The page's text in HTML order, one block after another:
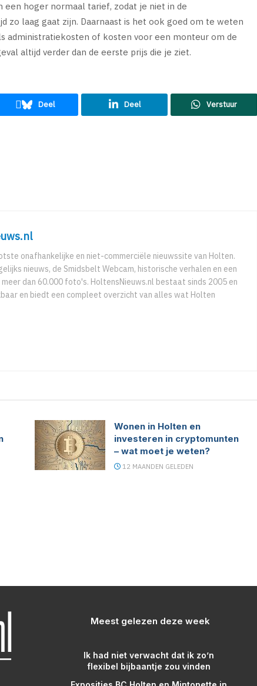
hoger normaal tarief, zodat je niet in de
laag gaat zijn. Daarnaast is het ook goed om te weten
administratiekosten of kosten voor een monteur om de
altijd verder dan de eerste prijs die je ziet.
Deel Deel Verstuur
onafhankelijke en niet-commerciële nieuwssite van Holten.
nieuws, de Smidsbelt Webcam, historische verhalen en een
dan 60.000 foto's. HoltensNieuws.nl bestaat sinds 2005 en
en biedt een compleet overzicht van alles wat Holten
Wonen in Holten en
investeren in cryptomunten
– wat moet je weten?
12 MAANDEN GELEDEN
Meest gelezen deze week
Ik had niet verwacht dat ik zo’n
flexibel bijbaantje zou vinden